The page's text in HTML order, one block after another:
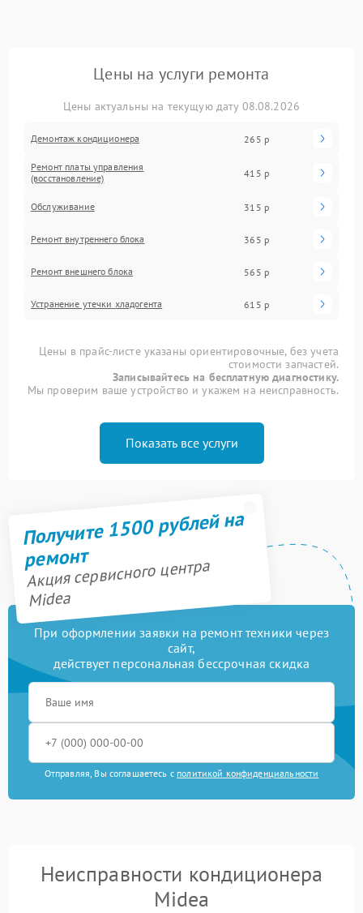
Цены на услуги ремонта
Цены актуальны на текущую дату 08.08.2026
Демонтаж кондиционера 265 р
Ремонт платы управления
(восстановление)
415 р
Обслуживание 315 р
Ремонт внутреннего блока 365 р
Ремонт внешнего блока 565 р
Устранение утечки хладогента 615 р
Цены в прайс-листе указаны ориентировочные, без учета
стоимости запчастей.
Записывайтесь на бесплатную диагностику.
Мы проверим ваше устройство и укажем на неисправность.
Показать все услуги
Получите 1500 рублей на
ремонт
Акция сервисного центра
Midea
При оформлении заявки на ремонт техники через
сайт,
действует персональная бессрочная скидка
Отправляя, Вы соглашаетесь с политикой конфиденциальности
Неисправности кондиционера
Midea